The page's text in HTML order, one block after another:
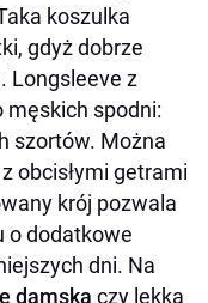
koszulka
gdyż dobrze
Longsleeve z
męskich spodni:
szortów. Można
obcisłymi getrami
krój pozwala
o dodatkowe
dni. Na
damską czy lekką